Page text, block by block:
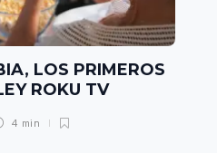
LOS PRIMEROS
ROKU TV
4 min